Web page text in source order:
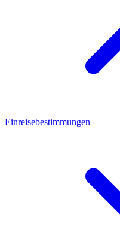
Einreisebestimmungen